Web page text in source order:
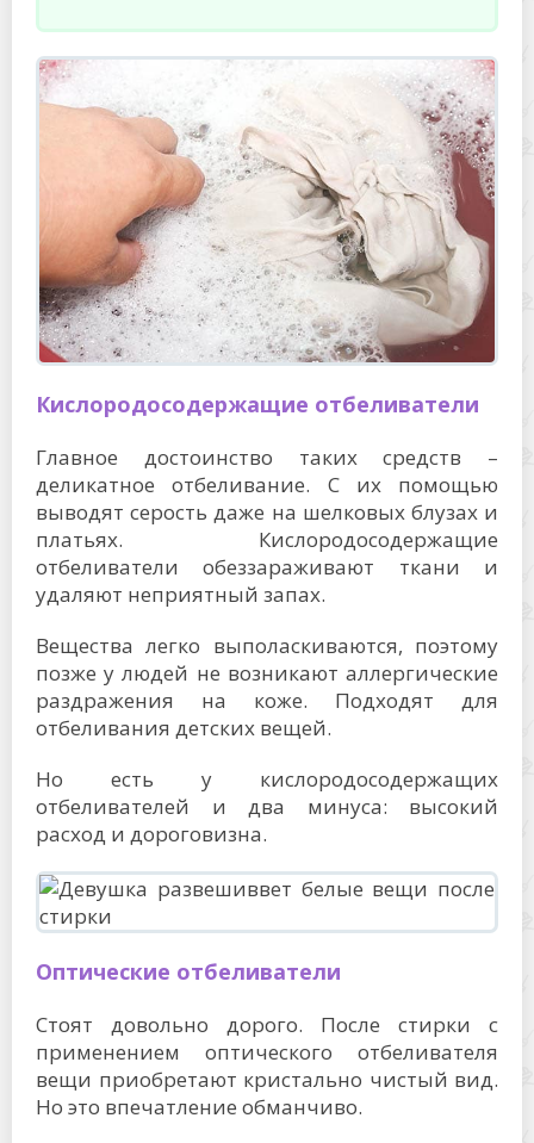
Кислородосодержащие отбеливатели
Главное достоинство таких средств –
деликатное отбеливание. С их помощью
выводят серость даже на шелковых блузах и
платьях. Кислородосодержащие
отбеливатели обеззараживают ткани и
удаляют неприятный запах.
Вещества легко выполаскиваются, поэтому
позже у людей не возникают аллергические
раздражения на коже. Подходят для
отбеливания детских вещей.
Но есть у кислородосодержащих
отбеливателей и два минуса: высокий
расход и дороговизна.
Оптические отбеливатели
Стоят довольно дорого. После стирки с
применением оптического отбеливателя
вещи приобретают кристально чистый вид.
Но это впечатление обманчиво.